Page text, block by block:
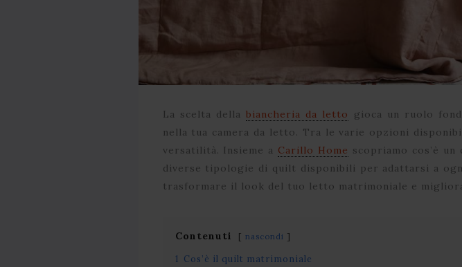
La scelta dellabiancheria da letto
gioca un ruolo
nella tua camera da letto. Tra le varie opzioni
versatilità. Insieme a Carillo Home scopriamo cos’è
diverse tipologie di quilt disponibili per adattarsi a
trasformare il look del tuo letto matrimoniale e
Contenuti nascondi
1
Cos’è il quilt matrimoniale